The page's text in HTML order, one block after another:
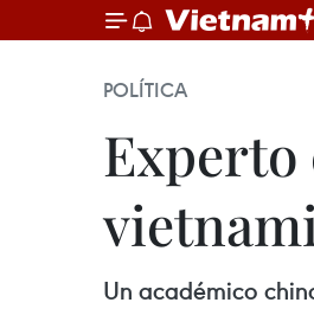
POLÍTICA
Experto
Un académico